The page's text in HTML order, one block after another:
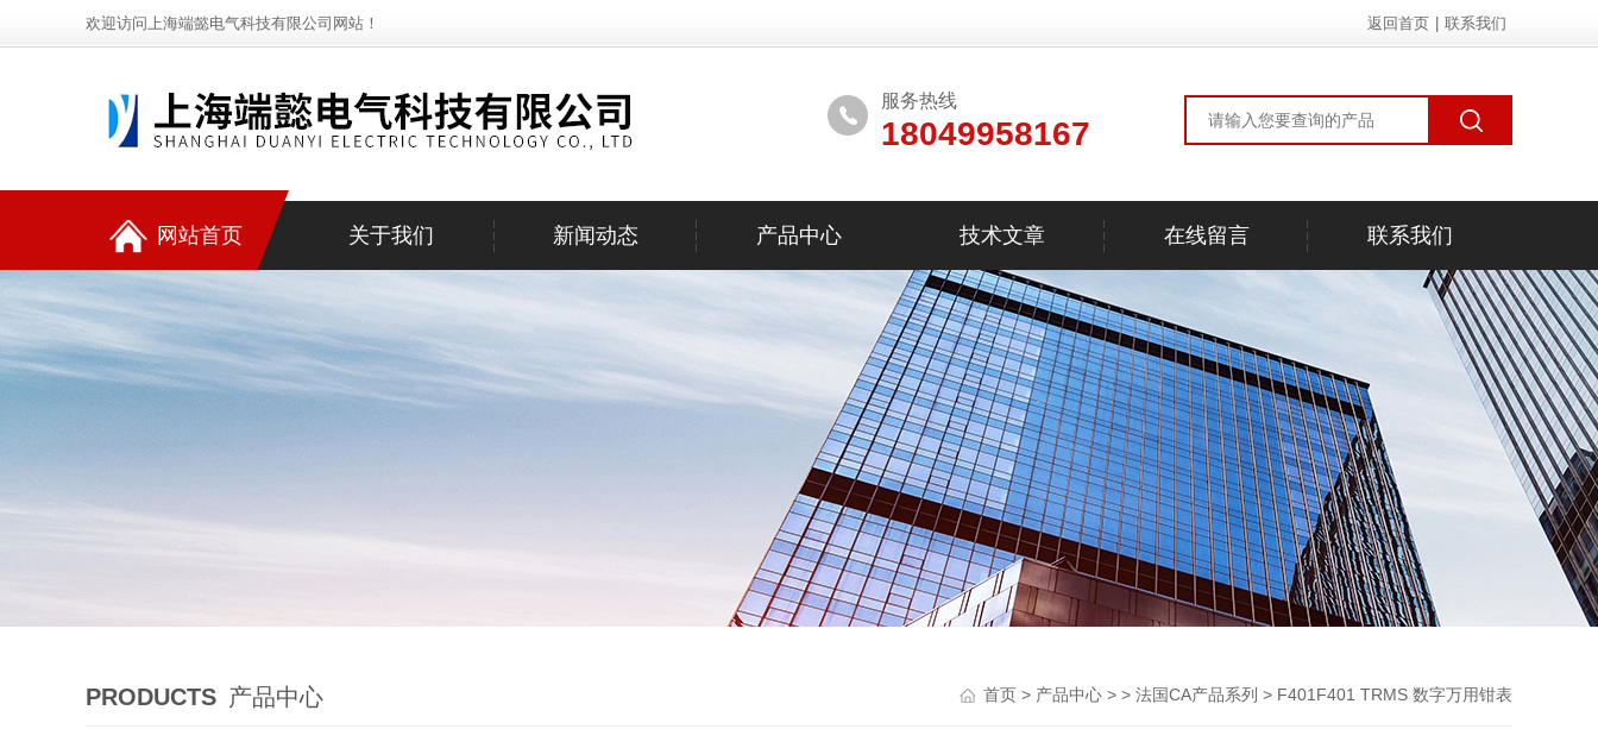
欢迎访问上海端懿电气科技有限公司网站！ 返回首页 联系我们
服务热线
18049958167
网站首页 关于我们 新闻动态 产品中心 技术文章 在线留言 联系我们
PRODUCTS 产品中心 首页 > 产品中心 > > 法国CA产品系列 > F401F401 TRMS 数字万用钳表